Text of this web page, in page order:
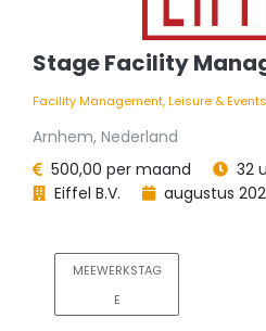
Stage Facility
Facility Management, Leisure &
Arnhem, Nederland
500,00 per maand
32
Eiffel B.V.
augustus
MEEWERKSTAG
E